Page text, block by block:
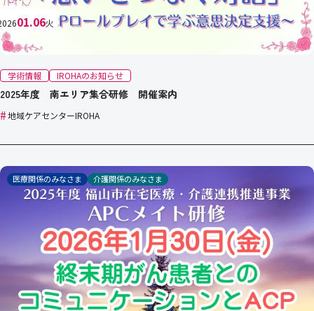
01.06火
学術情報 IROHAのお知らせ
2025年度 南エリア集合研修 開催案内
#地域ケアセンターIROHA
医療関係のみなさま 介護関係のみなさま